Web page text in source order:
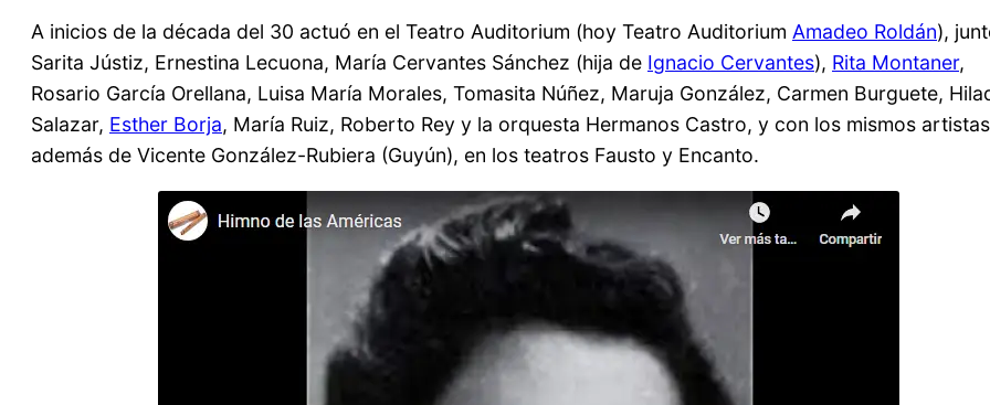
A inicios de la década del 30 actuó en el Teatro Auditorium (hoy Teatro Auditorium Amadeo Roldán),
Sarita Jústiz, Ernestina Lecuona, María Cervantes Sánchez (hija de Ignacio Cervantes), Rita Montaner,
Rosario García Orellana, Luisa María Morales, Tomasita Núñez, Maruja González, Carmen Burguete,
Salazar, Esther Borja, María Ruiz, Roberto Rey y la orquesta Hermanos Castro, y con los mismos
además de Vicente González-Rubiera (Guyún), en los teatros Fausto y Encanto.